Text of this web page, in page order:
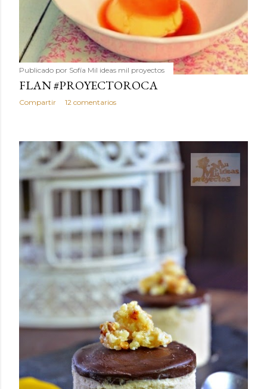
Publicado por Sofía Mil ideas mil proyectos
FLAN #PROYECTOROCA
Compartir 12 comentarios